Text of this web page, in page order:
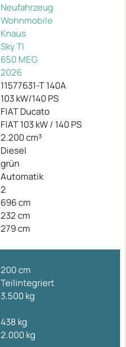
Neufahrzeug
Wohnmobile
Knaus
Sky TI
650 MEG
2026
11577631-T 140A
103 kW/140 PS
FIAT Ducato
FIAT 103 kW / 140 PS
2.200 cm³
Diesel
grün
Automatik
2
696 cm
232 cm
279 cm
200 cm
Teilintegriert
3.500 kg
438 kg
2.000 kg